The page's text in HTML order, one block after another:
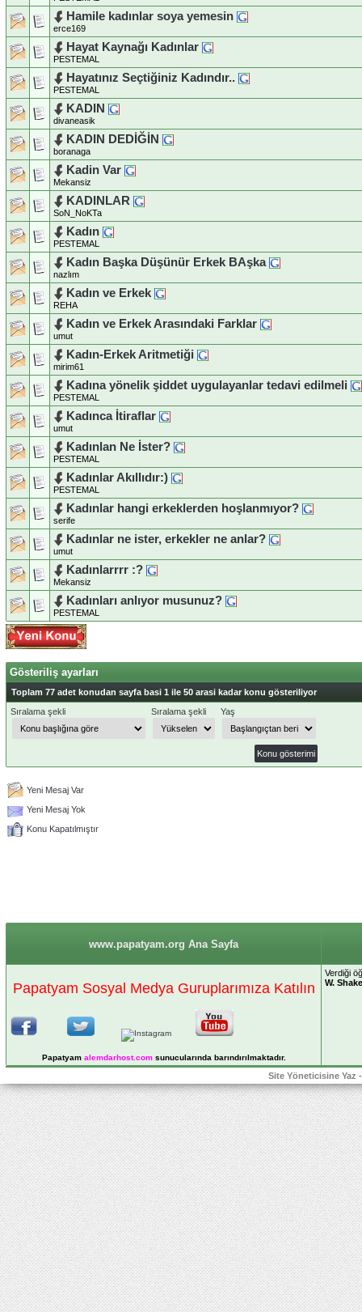
Hamile kadınlar soya yemesin
erce169
Hayat Kaynağı Kadınlar
PESTEMAL
Hayatınız Seçtiğiniz Kadındır..
PESTEMAL
KADIN
divaneasik
KADIN DEDİĞİN
boranaga
Kadin Var
Mekansiz
KADINLAR
SoN_NoKTa
Kadın
PESTEMAL
Kadın Başka Düşünür Erkek BAşka
nazlım
Kadın ve Erkek
REHA
Kadın ve Erkek Arasındaki Farklar
umut
Kadın-Erkek Aritmetiği
mirim61
Kadına yönelik şiddet uygulayanlar tedavi edilmeli
PESTEMAL
Kadınca İtiraflar
umut
Kadınlan Ne İster?
PESTEMAL
Kadınlar Akıllıdır:)
PESTEMAL
Kadınlar hangi erkeklerden hoşlanmıyor?
serife
Kadınlar ne ister, erkekler ne anlar?
umut
Kadınlarrrr :?
Mekansiz
Kadınları anlıyor musunuz?
PESTEMAL
Gösteriliş ayarları
Toplam 77 adet konudan sayfa basi 1 ile 50 arasi kadar konu gösteriliyor
Sıralama şekli
Sıralama şekli Yaş
Yeni Mesaj Var
Yeni Mesaj Yok
Konu Kapatılmıştır
www.papatyam.org Ana Sayfa
Papatyam Sosyal Medya Guruplarımıza Katılın
Papatyam alemdarhost.comsunucularında barındırılmaktadır.
Verdiği
W.
Site Yöneticisine Yaz